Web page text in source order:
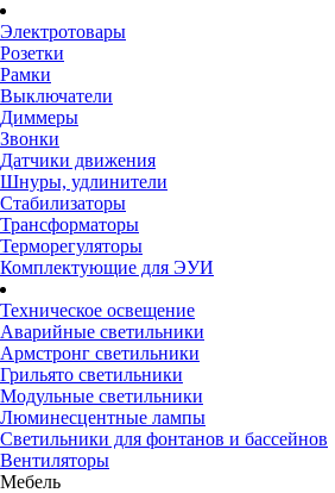
Электротовары
Розетки
Рамки
Выключатели
Диммеры
Звонки
Датчики движения
Шнуры, удлинители
Стабилизаторы
Трансформаторы
Терморегуляторы
Комплектующие для ЭУИ
Техническое освещение
Аварийные светильники
Армстронг светильники
Грильято светильники
Модульные светильники
Люминесцентные лампы
Светильники для фонтанов и бассейнов
Вентиляторы
Мебель